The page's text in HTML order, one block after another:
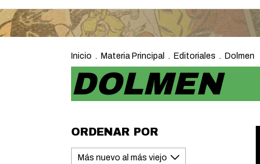
Inicio . Materia Principal . Editoriales . Dolmen
DOLMEN
ORDENAR POR